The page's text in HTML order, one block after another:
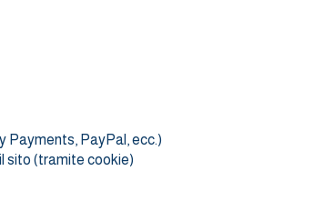
Payments, PayPal, ecc.)
sito (tramite cookie)